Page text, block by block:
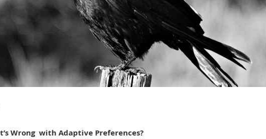
Wrong with Adaptive Preferences?